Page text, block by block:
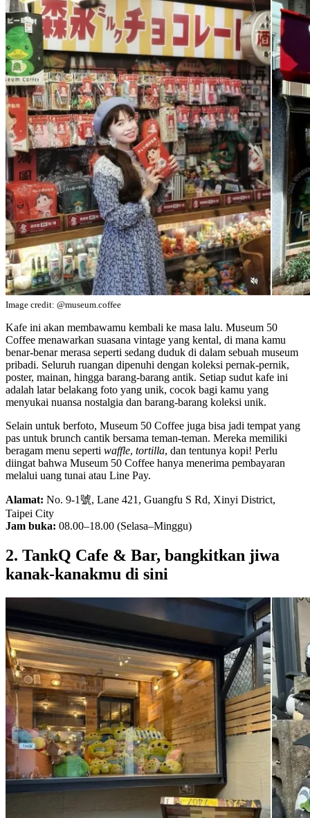
Image credit: @museum.coffee
Kafe ini akan membawamu kembali ke masa lalu. Museum 50
Coffee menawarkan suasana vintage yang kental, di mana kamu
benar-benar merasa seperti sedang duduk di dalam sebuah museum
pribadi. Seluruh ruangan dipenuhi dengan koleksi pernak-pernik,
poster, mainan, hingga barang-barang antik. Setiap sudut kafe ini
adalah latar belakang foto yang unik, cocok bagi kamu yang
menyukai nuansa nostalgia dan barang-barang koleksi unik.
Selain untuk berfoto, Museum 50 Coffee juga bisa jadi tempat yang
pas untuk brunch cantik bersama teman-teman. Mereka memiliki
beragam menu seperti waffle, tortilla, dan tentunya kopi! Perlu
diingat bahwa Museum 50 Coffee hanya menerima pembayaran
melalui uang tunai atau Line Pay.
Alamat: No. 9-1號, Lane 421, Guangfu S Rd, Xinyi District,
Taipei City
Jam buka: 08.00–18.00 (Selasa–Minggu)
2. TankQ Cafe & Bar, bangkitkan jiwa
kanak-kanakmu di sini